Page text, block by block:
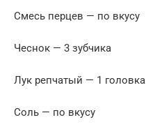
Смесь перцев — по вкусу
Чеснок — 3 зубчика
Лук репчатый — 1 головка
Соль — по вкусу